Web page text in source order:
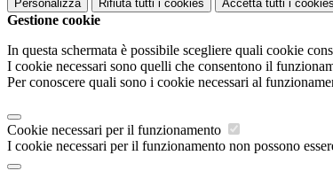
Personalizza Rifiuta tutti i cookies Accetta tutti i cookies
Gestione cookie
In questa schermata è possibile scegliere quali cookie
I cookie necessari sono quelli che consentono il
Per conoscere quali sono i cookie necessari al
Cookie necessari per il funzionamento
I cookie necessari per il funzionamento non possono